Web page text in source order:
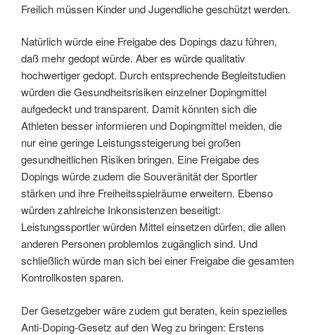
Freilich müssen Kinder und Jugendliche geschützt werden.
Natürlich würde eine Freigabe des Dopings dazu führen,
daß mehr gedopt würde. Aber es würde qualitativ
hochwertiger gedopt. Durch entsprechende Begleitstudien
würden die Gesundheitsrisiken einzelner Dopingmittel
aufgedeckt und transparent. Damit könnten sich die
Athleten besser informieren und Dopingmittel meiden, die
nur eine geringe Leistungssteigerung bei großen
gesundheitlichen Risiken bringen. Eine Freigabe des
Dopings würde zudem die Souveränität der Sportler
stärken und ihre Freiheitsspielräume erweitern. Ebenso
würden zahlreiche Inkonsistenzen beseitigt:
Leistungssportler würden Mittel einsetzen dürfen, die allen
anderen Personen problemlos zugänglich sind. Und
schließlich würde man sich bei einer Freigabe die gesamten
Kontrollkosten sparen.
Der Gesetzgeber wäre zudem gut beraten, kein spezielles
Anti-Doping-Gesetz auf den Weg zu bringen: Erstens